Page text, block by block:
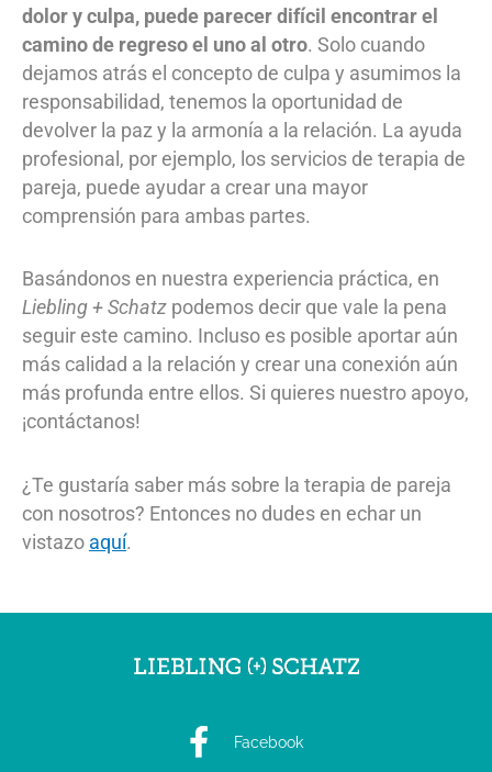
dolor y culpa, puede parecer difícil encontrar el
camino de regreso el uno al otro. Solo cuando
dejamos atrás el concepto de culpa y asumimos la
responsabilidad, tenemos la oportunidad de
devolver la paz y la armonía a la relación. La ayuda
profesional, por ejemplo, los servicios de terapia de
pareja, puede ayudar a crear una mayor
comprensión para ambas partes.
Basándonos en nuestra experiencia práctica, en
Liebling + Schatz podemos decir que vale la pena
seguir este camino. Incluso es posible aportar aún
más calidad a la relación y crear una conexión aún
más profunda entre ellos. Si quieres nuestro apoyo,
¡contáctanos!
¿Te gustaría saber más sobre la terapia de pareja
con nosotros? Entonces no dudes en echar un
vistazo aquí.
Facebook